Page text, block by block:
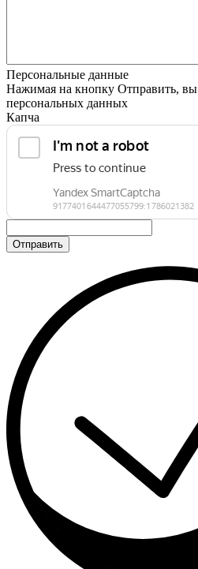
Персональные данные
Нажимая на кнопку Отправить, вы
персональных данных
Капча
Отправить